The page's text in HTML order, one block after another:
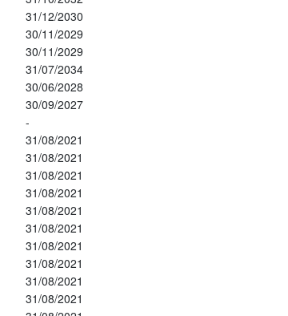
31/12/2030
30/11/2029
30/11/2029
31/07/2034
30/06/2028
30/09/2027
-
31/08/2021
31/08/2021
31/08/2021
31/08/2021
31/08/2021
31/08/2021
31/08/2021
31/08/2021
31/08/2021
31/08/2021